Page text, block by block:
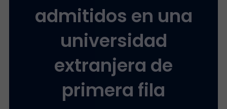
admitidos en una
universidad
extranjera de
primera fila